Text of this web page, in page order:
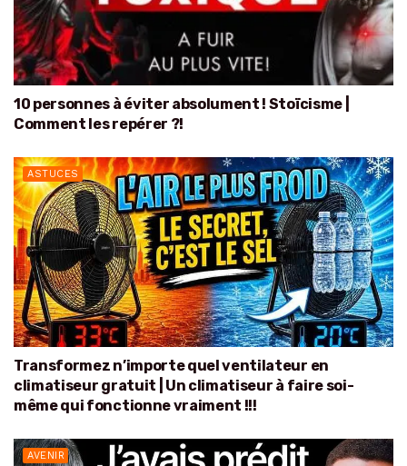
10 personnes à éviter absolument ! Stoïcisme |
Comment les repérer ?!
ASTUCES
Transformez n’importe quel ventilateur en
climatiseur gratuit | Un climatiseur à faire soi-
même qui fonctionne vraiment !!!
AVENIR